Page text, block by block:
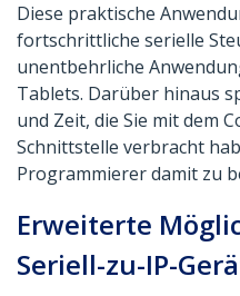
Diese praktische
fortschrittliche serielle
unentbehrliche
Tablets. Darüber hinaus
und Zeit, die Sie mit dem
Schnittstelle verbracht
Programmierer damit zu
Erweiterte
Seriell-zu-IP-